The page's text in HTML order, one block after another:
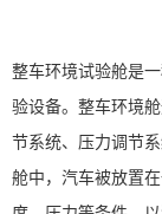
整车环境试验舱是
验设备。整车环境
节系统、压力调节
舱中，汽车被放置